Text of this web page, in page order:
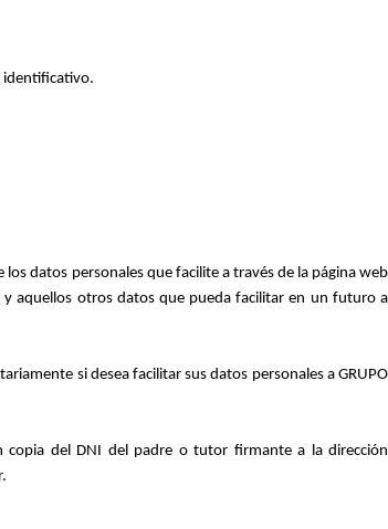
identificativo.
datos personales que facilite a través de la página web
y aquellos otros datos que pueda facilitar en un futuro a
si desea facilitar sus datos personales a GRUPO
copia del DNI del padre o tutor firmante a la dirección